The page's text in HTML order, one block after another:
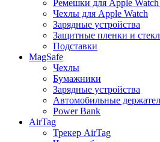
Ремешки для Apple Watch
Чехлы для Apple Watch
Зарядные устройства
Защитные пленки и
Подставки
MagSafe
Чехлы
Бумажники
Зарядные устройства
Автомобильные
Power Bank
AirTag
Трекер AirTag